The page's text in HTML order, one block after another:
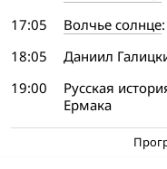
17:05
Волчье солнце
18:05
Даниил
19:00
Русская
Ермака